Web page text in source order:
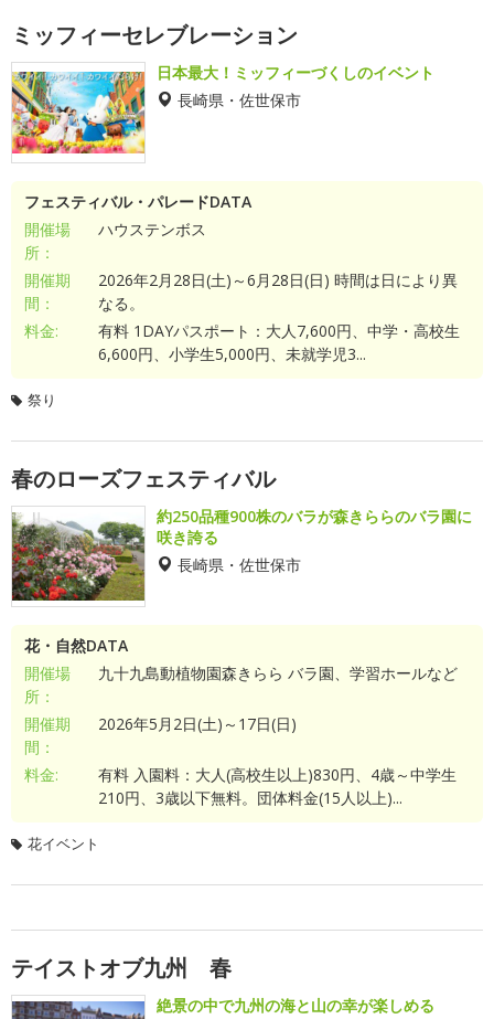
ミッフィーセレブレーション
日本最大！ミッフィーづくしのイベント
長崎県・佐世保市
フェスティバル・パレードDATA
開催場
所：
ハウステンボス
開催期
間：
2026年2月28日(土)～6月28日(日) 時間は日により異
なる。
料金:
有料 1DAYパスポート：大人7,600円、中学・高校生
6,600円、小学生5,000円、未就学児3...
祭り
春のローズフェスティバル
約250品種900株のバラが森きららのバラ園に
咲き誇る
長崎県・佐世保市
花・自然DATA
開催場
所：
九十九島動植物園森きらら バラ園、学習ホールなど
開催期
間：
2026年5月2日(土)～17日(日)
料金:
有料 入園料：大人(高校生以上)830円、4歳～中学生
210円、3歳以下無料。団体料金(15人以上)...
花イベント
テイストオブ九州 春
絶景の中で九州の海と山の幸が楽しめる